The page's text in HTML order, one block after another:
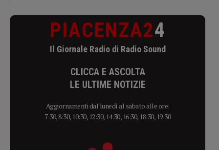
PIACENZA24
Il Giornale Radio di Radio Sound
CLICCA E ASCOLTA
LE ULTIME NOTIZIE
Aggiornamenti dal lunedì al sabato alle ore:
7:30, 8:30, 10:30, 12:30, 14:30, 16:30, 18:30, 19:30